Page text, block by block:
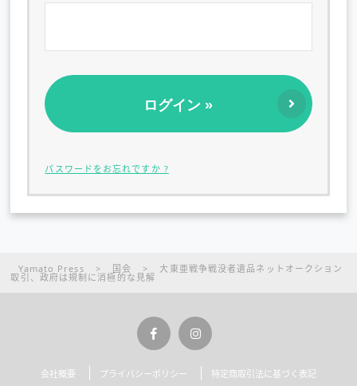
パスワードをお忘れですか ?
Yamato Press > 国会 > 大東亜戦争戦没者遺品ネットオークション
取引、政府は規制に消極的な見解
会社概要 プライバシーポリシー 特定商取引法に基づく表記